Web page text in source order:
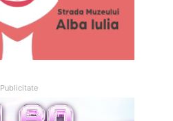
Publicitate